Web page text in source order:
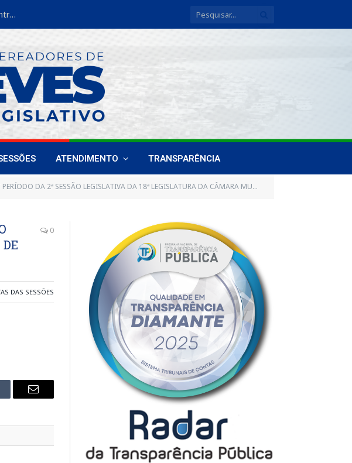
Vereadoras de Breves fortalecem liderança feminina em encontro estadual
ATENDIMENTO TRANSPARÊNCIA
LEGISLATIVA DA 18ª LEGISLATURA DA CÂMARA MUNICIPAL DE BREVES, REALIZADA NO DIA 29 DE NOVEMBRO DE 2018
0
DAS SESSÕES
E-